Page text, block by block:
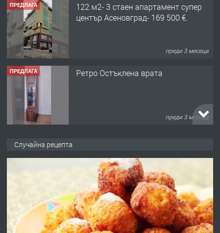
ПРЕДЛАГА
122 м2- 3 стаен апартамент супер
център Асеновград- 169 500 €.
преди 3 месеца
ПРЕДЛАГА Ретро Остъклена врата
преди 3 месеца
преди 10 месеца
Професионална броячна машина -
със сертификат от ЕЦБ
Случайна рецепта